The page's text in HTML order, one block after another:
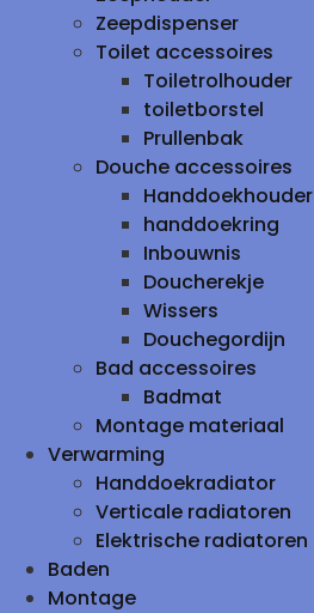
Zeepdispenser
Toilet accessoires
Toiletrolhouder
toiletborstel
Prullenbak
Douche accessoires
Handdoekhouder
handdoekring
Inbouwnis
Doucherekje
Wissers
Douchegordijn
Bad accessoires
Badmat
Montage materiaal
Verwarming
Handdoekradiator
Verticale radiatoren
Elektrische radiatoren
Baden
Montage